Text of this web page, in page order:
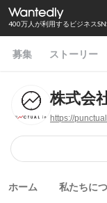
400万人が利用するビジネス
募集 ストーリー
株式会
https://
ホーム 私たちに